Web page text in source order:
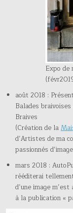
Expo de
août 2018 :
Balades
Braives
(Création de la
d’Artistes de ma
passionnés
mars 2018 :
rééditerai
d’une image
à la publication «